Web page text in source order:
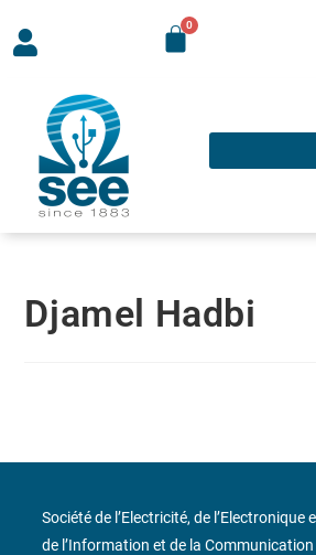
Djamel Hadbi
Société de l’Electricité, de l’Electronique
de l’Information et de la Communication